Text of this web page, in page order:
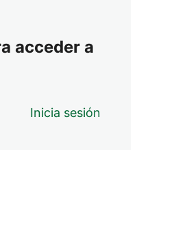
acceder a
Inicia sesión